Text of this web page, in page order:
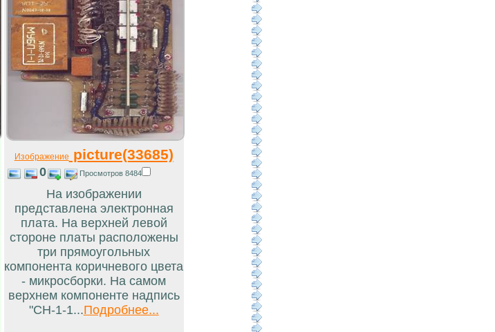
Изображение picture(33685)
0 Просмотров 8484
На изображении
представлена электронная
плата. На верхней левой
стороне платы расположены
три прямоугольных
компонента коричневого цвета
- микросборки. На самом
верхнем компоненте надпись
"СН-1-1...Подробнее...